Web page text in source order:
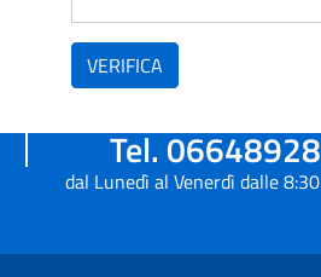
VERIFICA
Tel.
dal Lunedì al Venerdì dalle